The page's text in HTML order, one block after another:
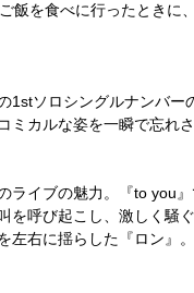
飯を食べに行ったとき
1stソロシングルナンバ
ミカルな姿を一瞬で忘れ
ライブの魅力。『to you
を呼び起こし、激しく
左右に揺らした『ロン